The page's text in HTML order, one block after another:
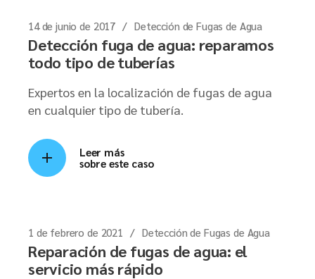
14 de junio de 2017 Detección de Fugas de Agua
Detección fuga de agua: reparamos
todo tipo de tuberías
Expertos en la localización de fugas de agua
en cualquier tipo de tubería.
Leer más
sobre este caso
1 de febrero de 2021 Detección de Fugas de Agua
Reparación de fugas de agua: el
servicio más rápido